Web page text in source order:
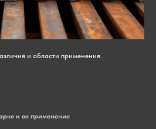
и области применения
и ее применение